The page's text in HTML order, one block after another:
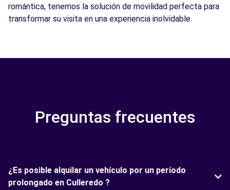
romántica, tenemos la solución de movilidad perfecta para
transformar su visita en una experiencia inolvidable.
Preguntas frecuentes
¿Es posible alquilar un vehículo por un período
prolongado en Culleredo ?